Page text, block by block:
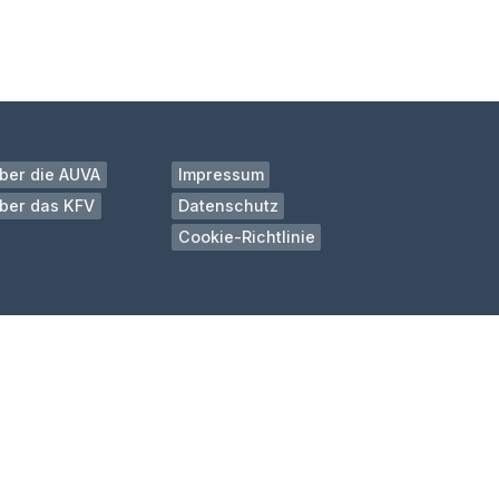
die AUVA
das KFV
Impressum
Datenschutz
Cookie-Richtlinie